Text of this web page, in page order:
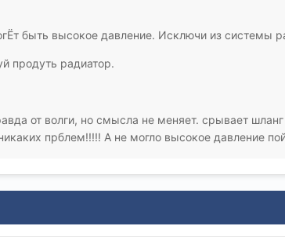
быть высокое давление. Исключи из системы
продуть радиатор.
от волги, но смысла не меняет. срывает
прблем!!!!! А не могло высокое давление